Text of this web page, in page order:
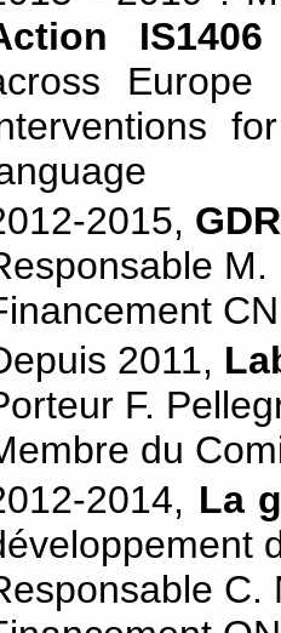
2015,
M.
2011,
F.
du
2014, La
C.